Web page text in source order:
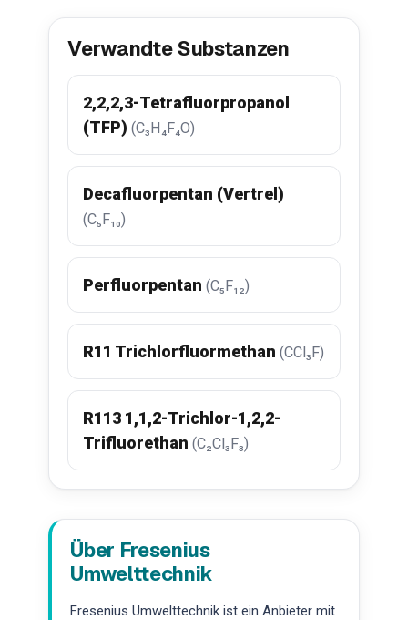
Verwandte Substanzen
2,2,2,3-Tetrafluorpropanol
(TFP) (C₃H₄F₄O)
Decafluorpentan (Vertrel)
(C₅F₁₀)
Perfluorpentan (C₅F₁₂)
R11 Trichlorfluormethan (CCl₃F)
R113 1,1,2-Trichlor-1,2,2-
Trifluorethan (C₂Cl₃F₃)
Über Fresenius
Umwelttechnik
Fresenius Umwelttechnik ist ein Anbieter mit